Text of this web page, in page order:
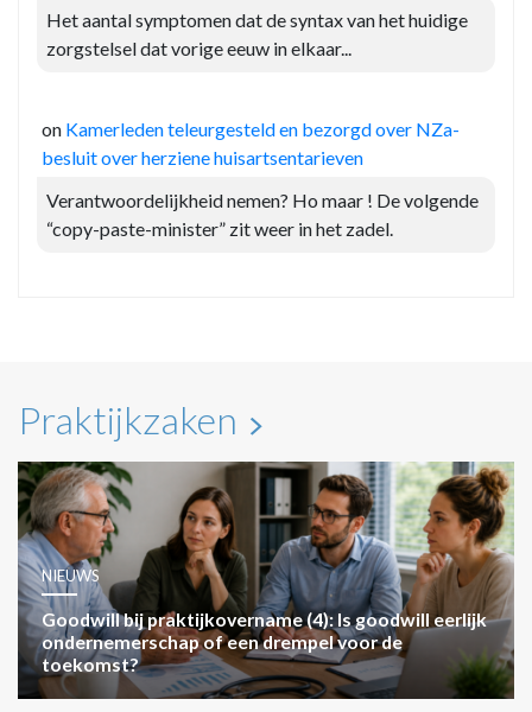
Het aantal symptomen dat de syntax van het huidige
zorgstelsel dat vorige eeuw in elkaar...
on Kamerleden teleurgesteld en bezorgd over NZa-
besluit over herziene huisartsentarieven
Verantwoordelijkheid nemen? Ho maar ! De volgende
“copy-paste-minister” zit weer in het zadel.
Praktijkzaken
NIEUWS
Goodwill bij praktijkovername (4): Is goodwill eerlijk
ondernemerschap of een drempel voor de
toekomst?